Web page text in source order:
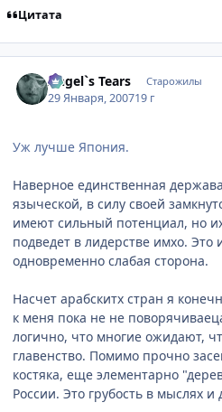
Цитата
Angel`s Tears Старожилы
29 Января, 200719 г
Уж лучше Япония.
Наверное единственная
языческой, в силу своей
имеют сильный потенциал, но
подведет в лидерстве имхо. Это
одновременно слабая сторона.
Насчет арабскитх стран я
к меня пока не не
логично, что многие ожидают,
главенство. Помимо прочно
костяка, еще элементарно
России. Это грубость в мыслях